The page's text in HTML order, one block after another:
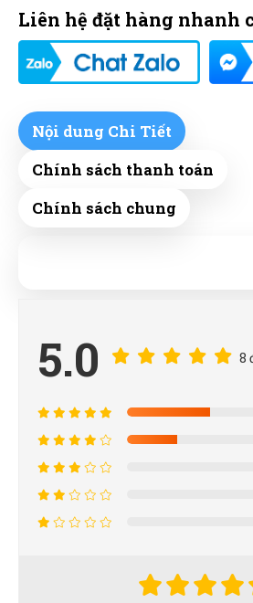
Liên hệ đặt hàng nhanh
Nội dung Chi Tiết
Chính sách thanh toán
Chính sách chung
5.0 8